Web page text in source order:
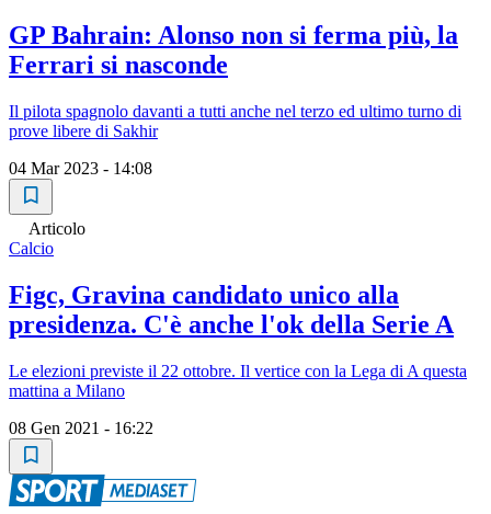
GP Bahrain: Alonso non si ferma più, la
Ferrari si nasconde
Il pilota spagnolo davanti a tutti anche nel terzo ed ultimo turno di
prove libere di Sakhir
04 Mar 2023 - 14:08
Articolo
Calcio
Figc, Gravina candidato unico alla
presidenza. C'è anche l'ok della Serie A
Le elezioni previste il 22 ottobre. Il vertice con la Lega di A questa
mattina a Milano
08 Gen 2021 - 16:22